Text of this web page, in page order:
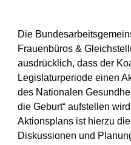
Die
Frauenbüros &
ausdrücklich, dass der
Legislaturperiode einen
des Nationalen
die Geburt“ aufstellen
Aktionsplans ist hierzu
Diskussionen und